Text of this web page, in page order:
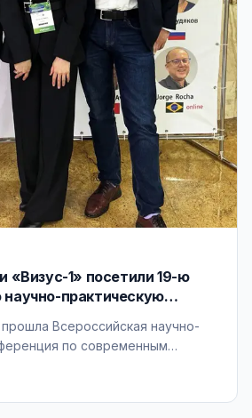
«Визус-1» посетили 19-ю
практическую
Всероссийская научно-
по современным